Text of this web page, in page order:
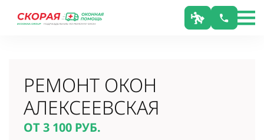
РЕМОНТ ОКОН
АЛЕКСЕЕВСКАЯ
ОТ 3 100 РУБ.